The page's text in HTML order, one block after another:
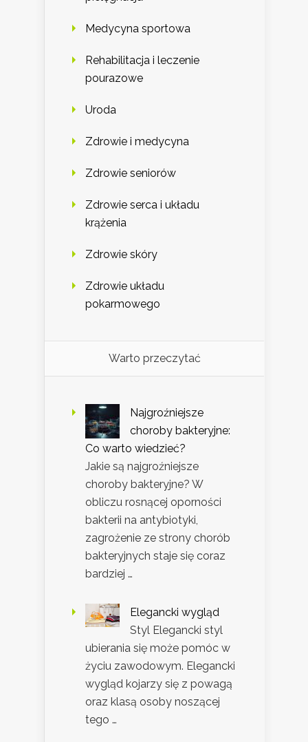
Medycyna sportowa
Rehabilitacja i leczenie
pourazowe
Uroda
Zdrowie i medycyna
Zdrowie seniorów
Zdrowie serca i układu
krążenia
Zdrowie skóry
Zdrowie układu
pokarmowego
Warto przeczytać
Najgroźniejsze
choroby bakteryjne:
Co warto wiedzieć?
Jakie są najgroźniejsze
choroby bakteryjne? W
obliczu rosnącej oporności
bakterii na antybiotyki,
zagrożenie ze strony chorób
bakteryjnych staje się coraz
bardziej …
Elegancki wygląd
Styl Elegancki styl
ubierania się może pomóc w
życiu zawodowym. Elegancki
wygląd kojarzy się z powagą
oraz klasą osoby noszącej
tego …